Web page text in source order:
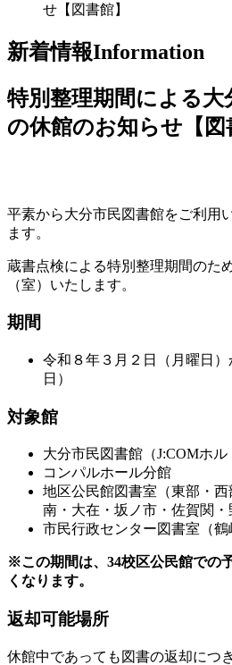
せ【図書館】
新着情報Information
特別整理期間による大
の休館のお知らせ【図
平素から大分市民図書館をご利用
ます。
蔵書点検による特別整理期間のた
（室）いたします。
期間
令和８年３月２日（月曜日
日）
対象館
大分市民図書館（J:COMホル
コンパルホール分館
地区公民館図書室（東部・
南・大在・坂ノ市・佐賀関・
市民行政センター図書室（鶴
※この期間は、34校区公民館での
くなります。
返却可能場所
休館中であっても図書の返却につ